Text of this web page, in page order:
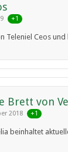
+1
Teleniel Ceos und
Brett von
2018 +1
beinhaltet